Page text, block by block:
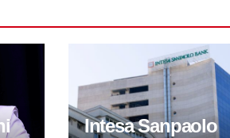
Intesa Sanpaolo